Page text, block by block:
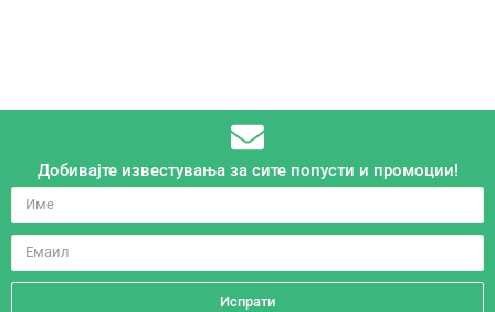
Добивајте известувања за сите попусти и промоции!
Испрати